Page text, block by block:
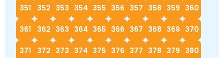
351 352 353 354 355 356 357 358 359 360
361 362 363 364 365 366 367 368 369 370
371 372 373 374 375 376 377 378 379 380